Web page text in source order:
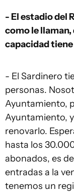
- El estadio del
como le llaman,
capacidad
- El Sardinero
personas.
Ayuntamiento,
Ayuntamiento,
renovarlo.
hasta los
abonados, es
entradas a la
tenemos un